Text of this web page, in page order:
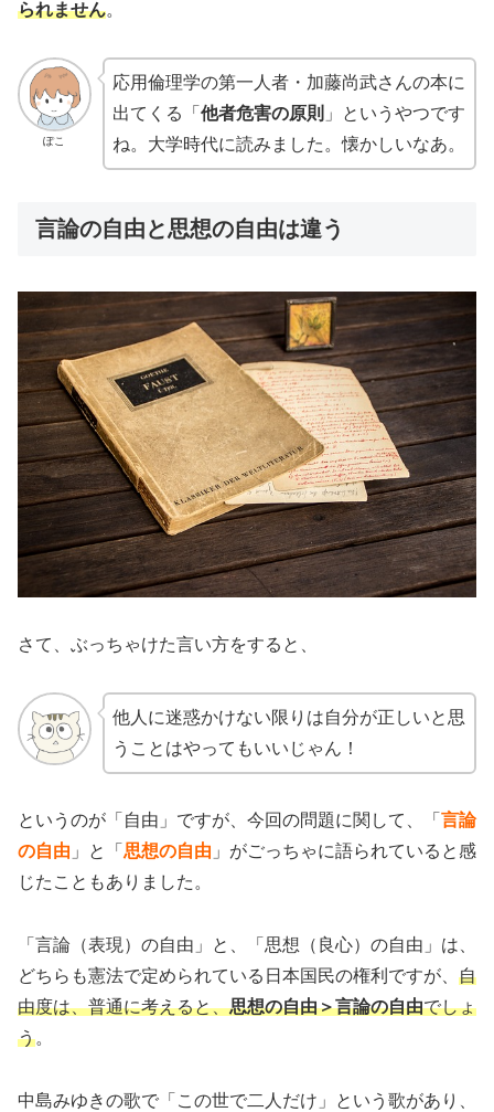
られません。
ぽこ
応用倫理学の第一人者・加藤尚武さんの本に
出てくる「 他者危害の原則 」というやつです
ね。大学時代に読みました。懐かしいなあ。
言論の自由と思想の自由は違う
さて、ぶっちゃけた言い方をすると、
他人に迷惑かけない限りは自分が正しいと思
うことはやってもいいじゃん！
というのが「自由」ですが、今回の問題に関して、「 言論
の自由 」と「 思想の自由 」がごっちゃに語られていると感
じたこともありました。
「言論（表現）の自由」と、「思想（良心）の自由」は、
どちらも憲法で定められている日本国民の権利ですが、 自
由度は、普通に考えると、思想の自由＞言論の自由でしょ
う。
中島みゆきの歌で「この世で二人だけ」という歌があり、